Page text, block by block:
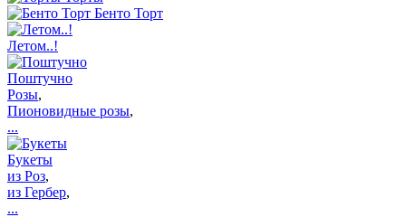
Бенто Торт
Летом..!
Поштучно
Розы,
Пионовидные розы,
...
Букеты
из Роз,
из Гербер,
...